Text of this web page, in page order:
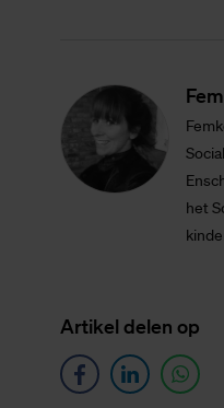
het
Ar­ti­kel de­len op